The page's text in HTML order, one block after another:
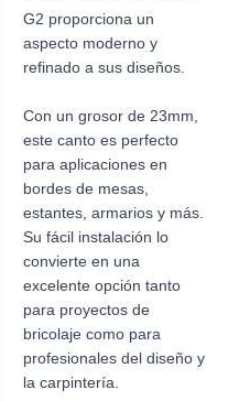
G2 proporciona un
aspecto moderno y
refinado a sus diseños.
Con un grosor de 23mm,
este canto es perfecto
para aplicaciones en
bordes de mesas,
estantes, armarios y más.
Su fácil instalación lo
convierte en una
excelente opción tanto
para proyectos de
bricolaje como para
profesionales del diseño y
la carpintería.